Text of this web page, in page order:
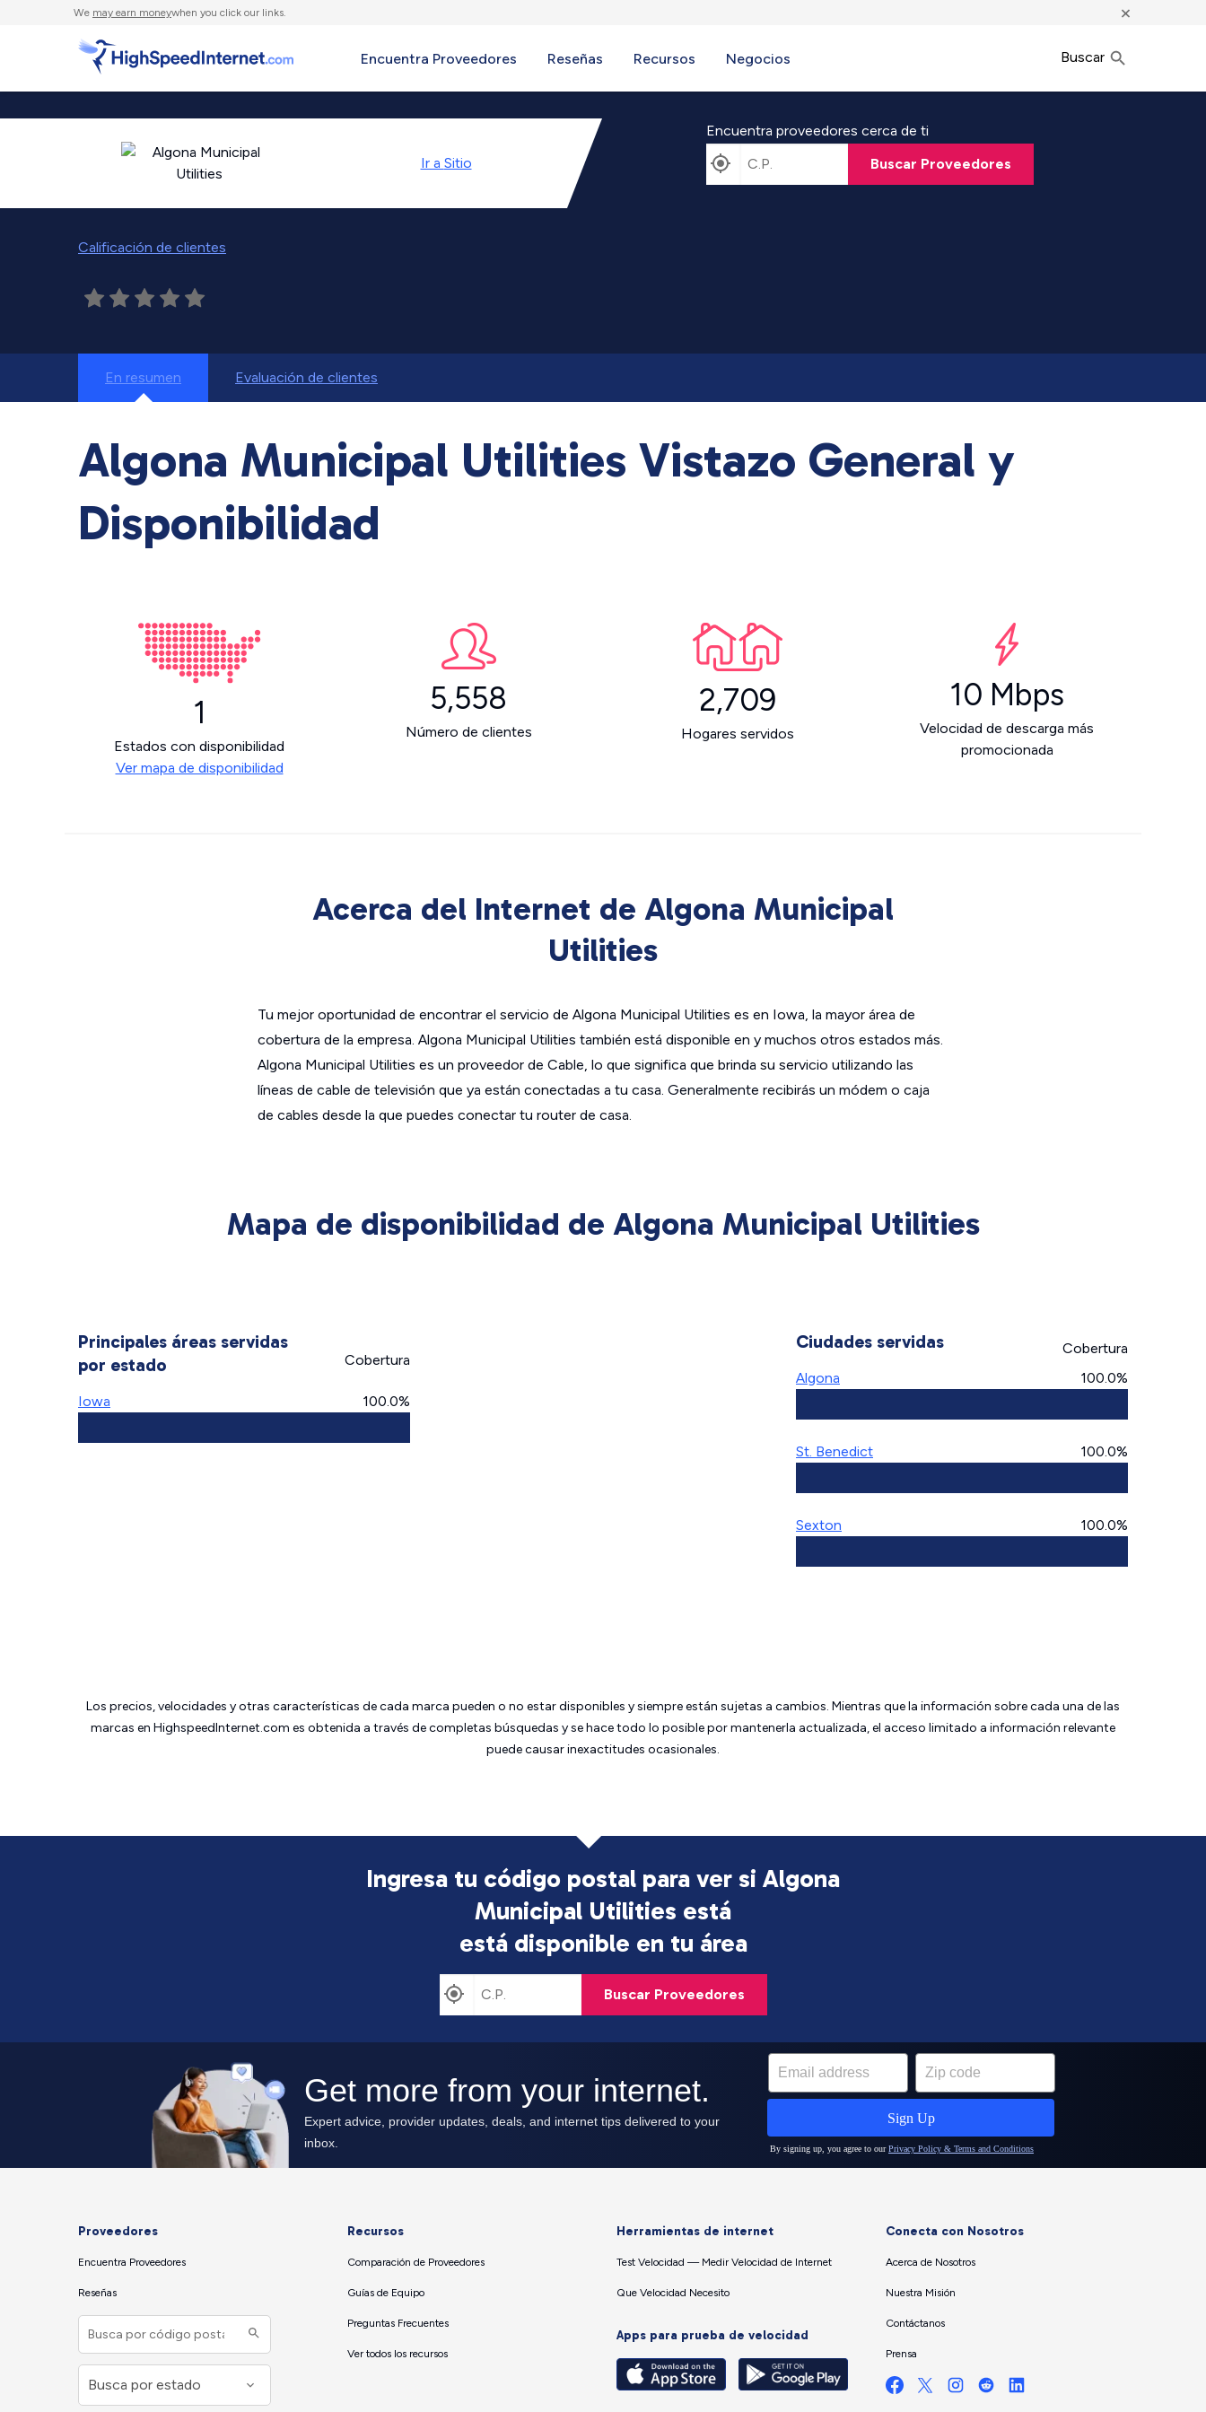
We may earn moneywhen you click our links. ×
Encuentra Proveedores Reseñas Recursos Negocios Buscar
Ir a Sitio
Calificación de clientes
Encuentra proveedores cerca de ti
Buscar Proveedores
En resumen Evaluación de clientes
Algona Municipal Utilities Vistazo General y
Disponibilidad
1
Estados con disponibilidad
Ver mapa de disponibilidad
5,558
Número de clientes
2,709
Hogares servidos
10 Mbps
Velocidad de descarga más
promocionada
Acerca del Internet de Algona Municipal
Utilities
Tu mejor oportunidad de encontrar el servicio de Algona Municipal Utilities es en Iowa, la mayor área de
cobertura de la empresa. Algona Municipal Utilities también está disponible en y muchos otros estados más.
Algona Municipal Utilities es un proveedor de Cable, lo que significa que brinda su servicio utilizando las
líneas de cable de televisión que ya están conectadas a tu casa. Generalmente recibirás un módem o caja
de cables desde la que puedes conectar tu router de casa.
Mapa de disponibilidad de Algona Municipal Utilities
Principales áreas servidas
por estado
Cobertura
Iowa 100.0%
Ciudades servidas
Cobertura
Algona
100.0%
St. Benedict 100.0%
Sexton 100.0%
Los precios, velocidades y otras características de cada marca pueden o no estar disponibles y siempre están sujetas a cambios. Mientras que la información sobre cada una de las
marcas en HighspeedInternet.com es obtenida a través de completas búsquedas y se hace todo lo posible por mantenerla actualizada, el acceso limitado a información relevante
puede causar inexactitudes ocasionales.
Ingresa tu código postal para ver si Algona
Municipal Utilities está
está disponible en tu área
Buscar Proveedores
Proveedores
Encuentra Proveedores
Reseñas
Recursos
Comparación de Proveedores
Guías de Equipo
Preguntas Frecuentes
Ver todos los recursos
Herramientas de internet
Test Velocidad — Medir Velocidad de Internet
Que Velocidad Necesito
Apps para prueba de velocidad
Conecta con Nosotros
Acerca de Nosotros
Nuestra Misión
Contáctanos
Prensa